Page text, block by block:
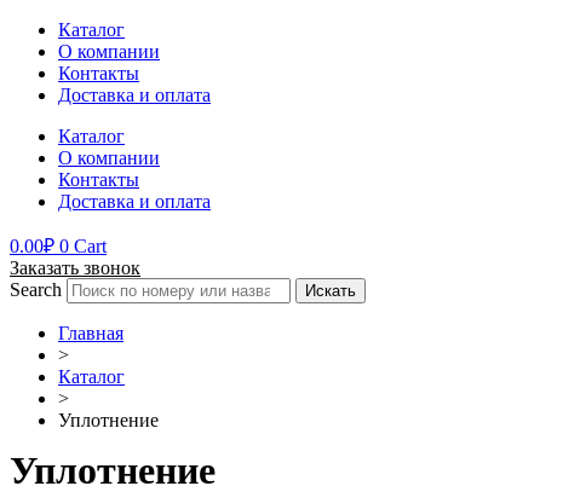
Каталог
О компании
Контакты
Доставка и оплата
Каталог
О компании
Контакты
Доставка и оплата
0.00₽ 0 Cart
Заказать звонок
Search
Искать
Главная
>
Каталог
>
Уплотнение
Уплотнение